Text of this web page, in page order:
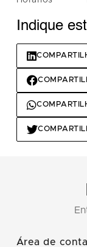
Indique
Área de